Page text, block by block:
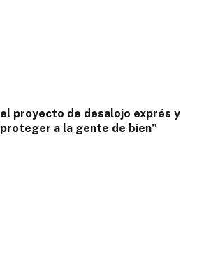
proyecto de desalojo exprés y
a la gente de bien”